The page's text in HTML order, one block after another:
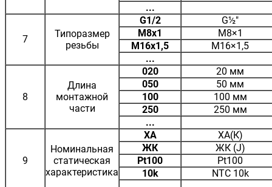
...
7
Типоразмер
резьбы
G1/2
G½"
M8x1
M8×1
M16x1,5
M16×1,5
...
8
Длина
монтажной
части
020
20 мм
050
50 мм
100
100 мм
250
250 мм
...
9
Номинальная
статическая
характеристика
ХА
ХА(К)
ЖК
ЖК (J)
Pt100
Pt100
10k
NTC 10k